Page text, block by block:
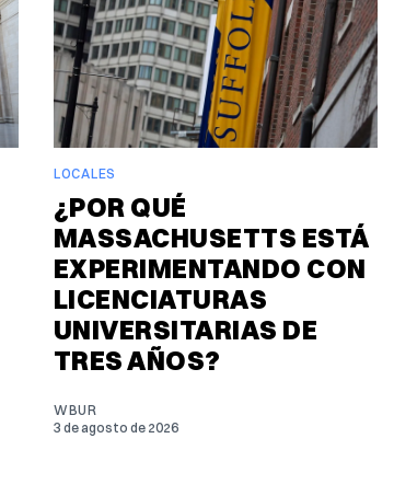
LOCALES
¿POR QUÉ
MASSACHUSETTS ESTÁ
EXPERIMENTANDO CON
LICENCIATURAS
UNIVERSITARIAS DE
TRES AÑOS?
WBUR
3 de agosto de 2026